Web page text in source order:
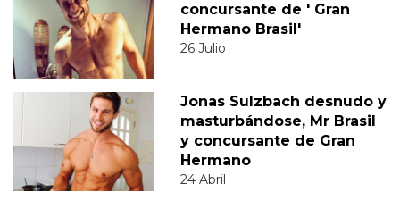
concursante de ' Gran
Hermano Brasil'
26 Julio
Jonas Sulzbach desnudo y
masturbándose, Mr Brasil
y concursante de Gran
Hermano
24 Abril